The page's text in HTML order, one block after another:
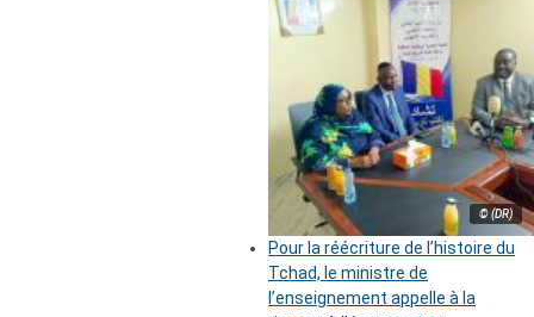
© (DR)
Pour la réécriture de l’histoire du
Tchad, le ministre de
l’enseignement appelle à la